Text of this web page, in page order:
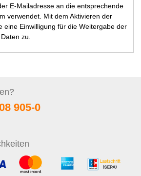
E-Mailadresse an die entsprechende
verwendet. Mit dem Aktivieren der
eine Einwilligung für die Weitergabe der
zu.
905-0